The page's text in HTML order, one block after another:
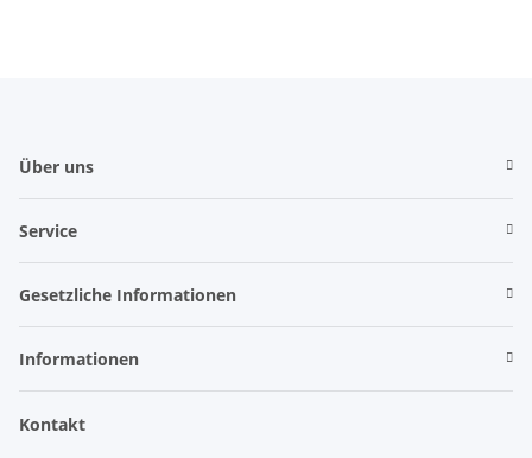
Über uns
Service
Gesetzliche Informationen
Informationen
Kontakt